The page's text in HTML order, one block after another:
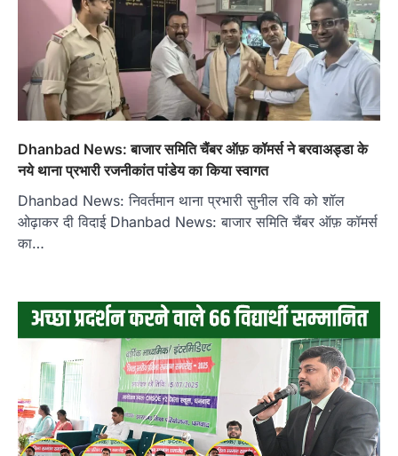
Dhanbad News: बाजार समिति चैंबर ऑफ़ कॉमर्स ने बरवाअड्डा के
नये थाना प्रभारी रजनीकांत पांडेय का किया स्वागत
Dhanbad News: निवर्तमान थाना प्रभारी सुनील रवि को शॉल
ओढ़ाकर दी विदाई Dhanbad News: बाजार समिति चैंबर ऑफ़ कॉमर्स
का…